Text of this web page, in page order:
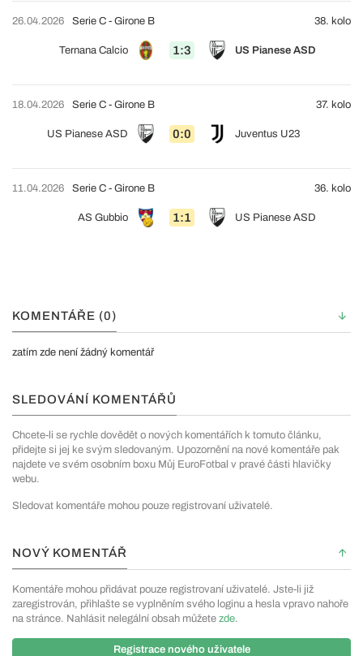
26.04.2026
Ternana Calcio 1:3 US Pianese ASD
Serie C - Girone B 38. kolo
18.04.2026
US Pianese ASD 0:0 Juventus U23
Serie C - Girone B 37. kolo
11.04.2026
AS Gubbio 1:1 US Pianese ASD
Serie C - Girone B 36. kolo
KOMENTÁŘE (0)
zatím zde není žádný komentář
SLEDOVÁNÍ KOMENTÁŘŮ
Chcete-li se rychle dovědět o nových komentářích k tomuto článku,
přidejte si jej ke svým sledovaným. Upozornění na nové komentáře pak
najdete ve svém osobním boxu Můj EuroFotbal v pravé části hlavičky
webu.
Sledovat komentáře mohou pouze registrovaní uživatelé.
NOVÝ KOMENTÁŘ
Komentáře mohou přidávat pouze registrovaní uživatelé. Jste-li již
zaregistrován, přihlašte se vyplněním svého loginu a hesla vpravo nahoře
na stránce. Nahlásit nelegální obsah můžete zde.
Registrace nového uživatele